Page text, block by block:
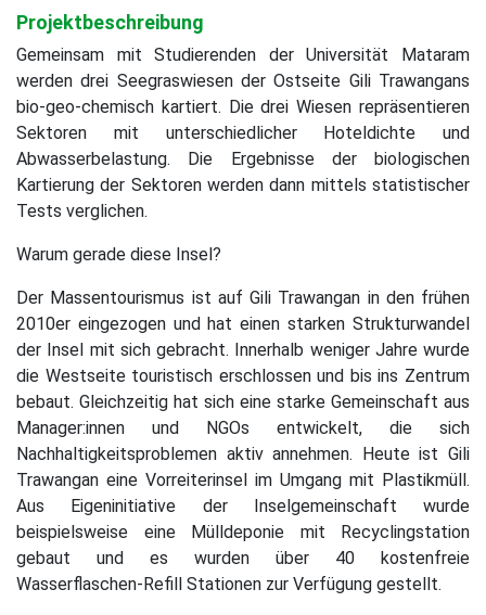
Projektbeschreibung
Gemeinsam mit Studierenden der Universität Mataram
werden drei Seegraswiesen der Ostseite Gili Trawangans
bio-geo-chemisch kartiert. Die drei Wiesen repräsentieren
Sektoren mit unterschiedlicher Hoteldichte und
Abwasserbelastung. Die Ergebnisse der biologischen
Kartierung der Sektoren werden dann mittels statistischer
Tests verglichen.
Warum gerade diese Insel?
Der Massentourismus ist auf Gili Trawangan in den frühen
2010er eingezogen und hat einen starken Strukturwandel
der Insel mit sich gebracht. Innerhalb weniger Jahre wurde
die Westseite touristisch erschlossen und bis ins Zentrum
bebaut. Gleichzeitig hat sich eine starke Gemeinschaft aus
Manager:innen und NGOs entwickelt, die sich
Nachhaltigkeitsproblemen aktiv annehmen. Heute ist Gili
Trawangan eine Vorreiterinsel im Umgang mit Plastikmüll.
Aus Eigeninitiative der Inselgemeinschaft wurde
beispielsweise eine Mülldeponie mit Recyclingstation
gebaut und es wurden über 40 kostenfreie
Wasserflaschen-Refill Stationen zur Verfügung gestellt.